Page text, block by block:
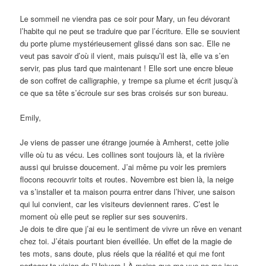
Le sommeil ne viendra pas ce soir pour Mary, un feu dévorant
l’habite qui ne peut se traduire que par l’écriture. Elle se souvient
du porte plume mystérieusement glissé dans son sac. Elle ne
veut pas savoir d’où il vient, mais puisqu’il est là, elle va s’en
servir, pas plus tard que maintenant ! Elle sort une encre bleue
de son coffret de calligraphie, y trempe sa plume et écrit jusqu’à
ce que sa tête s’écroule sur ses bras croisés sur son bureau.
Emily,
Je viens de passer une étrange journée à Amherst, cette jolie
ville où tu as vécu. Les collines sont toujours là, et la rivière
aussi qui bruisse doucement. J’ai même pu voir les premiers
flocons recouvrir toits et routes. Novembre est bien là, la neige
va s’installer et ta maison pourra entrer dans l’hiver, une saison
qui lui convient, car les visiteurs deviennent rares. C’est le
moment où elle peut se replier sur ses souvenirs.
Je dois te dire que j’ai eu le sentiment de vivre un rêve en venant
chez toi. J’étais pourtant bien éveillée. Un effet de la magie de
tes mots, sans doute, plus réels que la réalité et qui me font